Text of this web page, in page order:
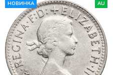
НОВИНКА AU